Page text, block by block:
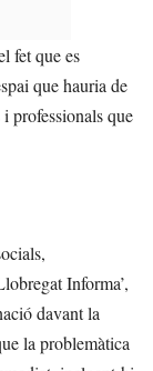
fet que es
que hauria de
professionals que
Informa’,
davant la
la problemàtica